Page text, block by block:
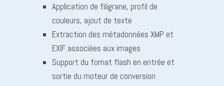
Application de filigrane, profil de
couleurs, ajout de texte
Extraction des métadonnées XMP et
EXIF associées aux images
Support du fomat flash en entrée et
sortie du moteur de conversion